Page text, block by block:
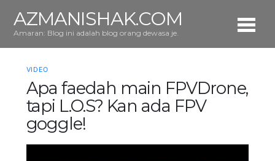
AZMANISHAK.COM
Amaran: Blog ini adalah blog orang dewasa je.
VIDEO
Apa faedah main FPVDrone,
tapi L.O.S? Kan ada FPV
goggle!